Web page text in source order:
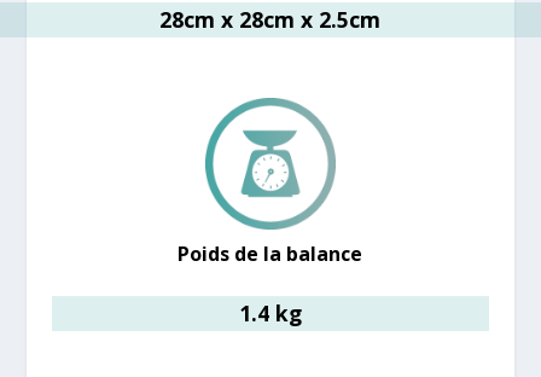
28cm x 28cm x 2.5cm
Poids de la balance
1.4 kg